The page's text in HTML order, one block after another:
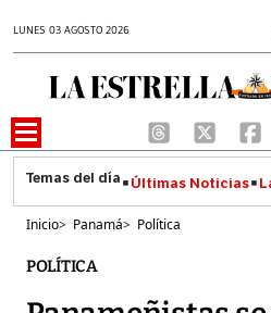
LUNES 03 AGOSTO 2026
Últimas Noticias
Inicio> Panamá> Política
POLÍTICA